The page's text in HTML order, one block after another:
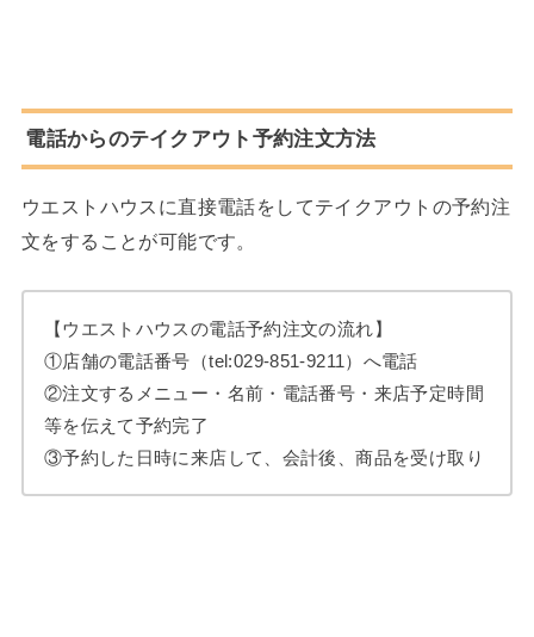
電話からのテイクアウト予約注文方法
ウエストハウスに直接電話をしてテイクアウトの予約注
文をすることが可能です。
【ウエストハウスの電話予約注文の流れ】
①店舗の電話番号（tel:029-851-9211）へ電話
②注文するメニュー・名前・電話番号・来店予定時間
等を伝えて予約完了
③予約した日時に来店して、会計後、商品を受け取り